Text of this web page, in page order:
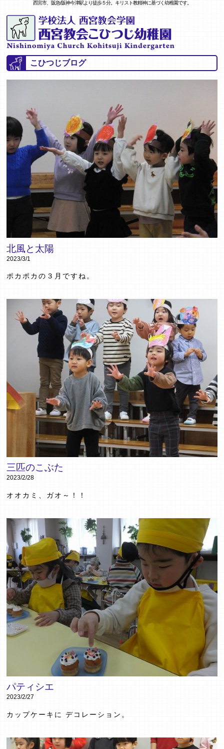
西宮市、阪急/阪神今津駅より徒歩５分。キリスト教精神に基づく幼稚園です。
こひつじブログ
北風と太陽
2023/3/1
ポカポカの３月ですね。
三匹のこぶた
2023/2/28
オオカミ、ガオ～！！
パティシエ
2023/2/27
カップケーキに デコレーション。